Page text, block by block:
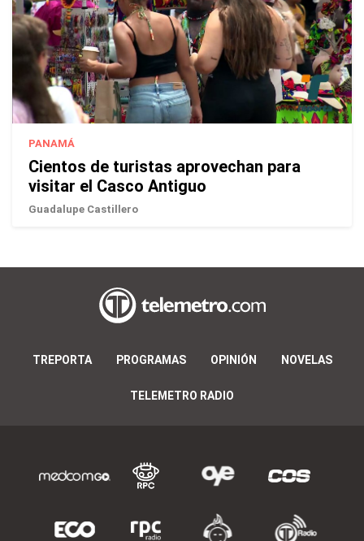
PANAMÁ
Cientos de turistas aprovechan para
visitar el Casco Antiguo
Guadalupe Castillero
TREPORTA PROGRAMAS OPINIÓN NOVELAS
TELEMETRO RADIO